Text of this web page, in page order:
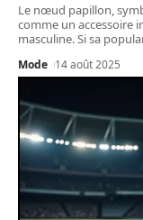
Le nœud papillon,
comme un accessoire
masculine. Si sa
Mode 14 août 2025